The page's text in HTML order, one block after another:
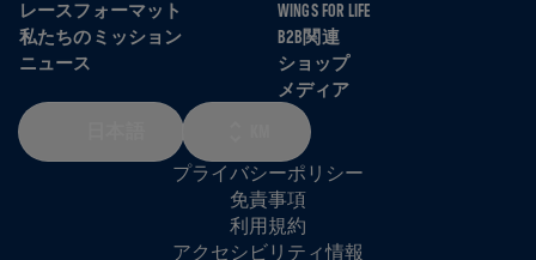
レースフォーマット
私たちのミッション
ニュース
WINGS FOR LIFE
B2B関連
ショップ
メディア
プライバシーポリシー
免責事項
利用規約
アクセシビリティ情報